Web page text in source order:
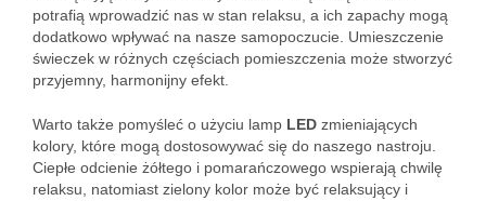
potrafią wprowadzić nas w stan relaksu, a ich zapachy mogą
dodatkowo wpływać na nasze samopoczucie. Umieszczenie
świeczek w różnych częściach pomieszczenia może stworzyć
przyjemny, harmonijny efekt.
Warto także pomyśleć o użyciu lamp LED zmieniających
kolory, które mogą dostosowywać się do naszego nastroju.
Ciepłe odcienie żółtego i pomarańczowego wspierają chwilę
relaksu, natomiast zielony kolor może być relaksujący i